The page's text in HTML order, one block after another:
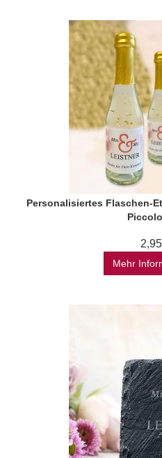
Personalisiertes Flaschen-
Mehr